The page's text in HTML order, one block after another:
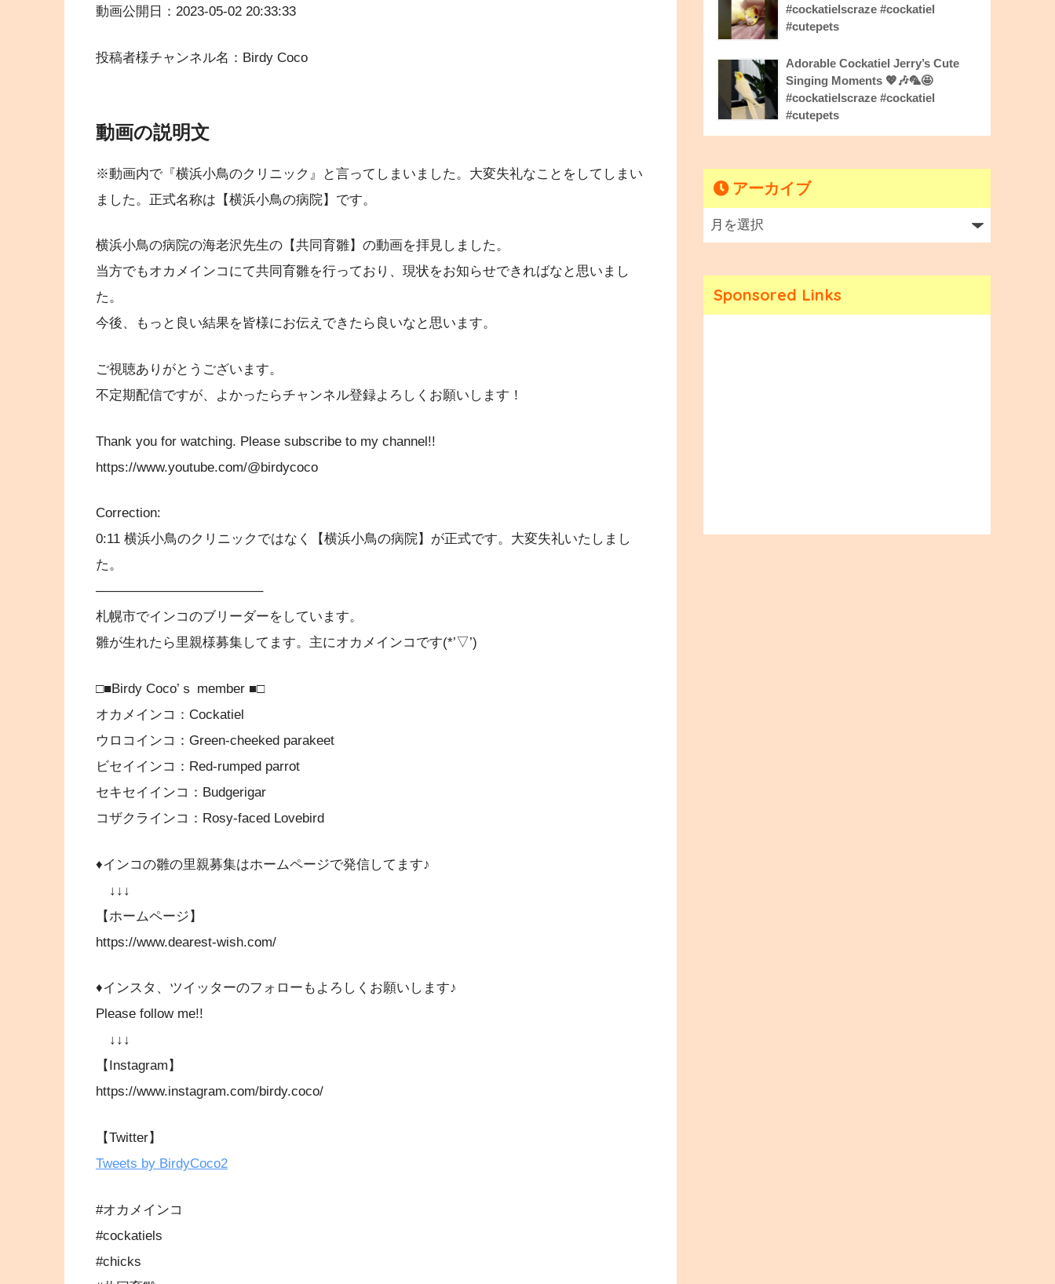
動画公開日：2023-05-02 20:33:33
投稿者様チャンネル名：Birdy Coco
動画の説明文
※動画内で『横浜小鳥のクリニック』と言ってしまいました。大変失礼なことをしてしまい
ました。正式名称は【横浜小鳥の病院】です。
横浜小鳥の病院の海老沢先生の【共同育雛】の動画を拝見しました。
当方でもオカメインコにて共同育雛を行っており、現状をお知らせできればなと思いまし
た。
今後、もっと良い結果を皆様にお伝えできたら良いなと思います。
ご視聴ありがとうございます。
不定期配信ですが、よかったらチャンネル登録よろしくお願いします！
Thank you for watching. Please subscribe to my channel!!
https://www.youtube.com/@birdycoco
Correction:
0:11 横浜小鳥のクリニックではなく【横浜小鳥の病院】が正式です。大変失礼いたしまし
た。
————————————–
札幌市でインコのブリーダーをしています。
雛が生れたら里親様募集してます。主にオカメインコです(*’▽’)
□■Birdy Coco’ｓ member ■□
オカメインコ：Cockatiel
ウロコインコ：Green-cheeked parakeet
ビセイインコ：Red-rumped parrot
セキセイインコ：Budgerigar
コザクラインコ：Rosy-faced Lovebird
♦インコの雛の里親募集はホームページで発信してます♪
↓↓↓
【ホームページ】
https://www.dearest-wish.com/
♦インスタ、ツイッターのフォローもよろしくお願いします♪
Please follow me!!
↓↓↓
【Instagram】
https://www.instagram.com/birdy.coco/
【Twitter】
Tweets by BirdyCoco2
#オカメインコ
#cockatiels
#chicks
#cockatielscraze #cockatiel
#cutepets
Adorable Cockatiel Jerry’s Cute
Singing Moments 💖🎶🦜🤩
#cockatielscraze #cockatiel
#cutepets
アーカイブ
Sponsored Links